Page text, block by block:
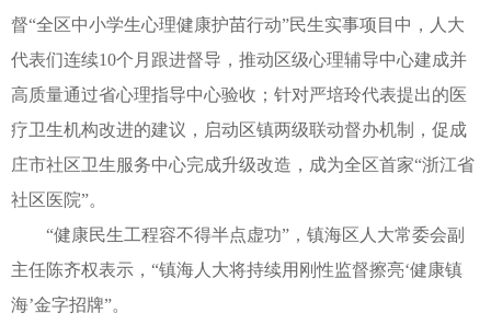
督“全区中小学生心理健康护苗行动”民生实事项目中，人大
代表们连续10个月跟进督导，推动区级心理辅导中心建成并
高质量通过省心理指导中心验收；针对严培玲代表提出的医
疗卫生机构改进的建议，启动区镇两级联动督办机制，促成
庄市社区卫生服务中心完成升级改造，成为全区首家“浙江省
社区医院”。
“健康民生工程容不得半点虚功”，镇海区人大常委会副
主任陈齐权表示，“镇海人大将持续用刚性监督擦亮‘健康镇
海’金字招牌”。